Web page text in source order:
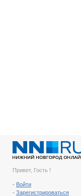
Привет, Гость !
- Войти
- Зарегистрироваться